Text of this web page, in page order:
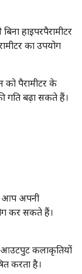
हाइपरपैरामीटर
का उपयोग
को पैरामीटर के
गति बढ़ा सकते हैं।
आप अपनी
कर सकते हैं।
कलाकृतियों
करता है।